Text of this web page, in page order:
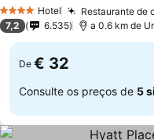
4 EstrelasHotel Restaurante de
7,2 6.535 a 0.6 km de
De € 32
Consulte os preços de 5